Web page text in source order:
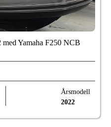
Yamaha F250 NCB
Årsmodell
2022